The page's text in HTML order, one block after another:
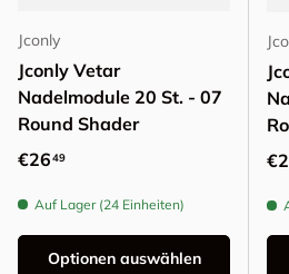
Jconly
Jconly Vetar
Nadelmodule 20 St. - 07
Round Shader
Normaler Preis
€2649
Auf Lager (24 Einheiten)
Optionen auswählen